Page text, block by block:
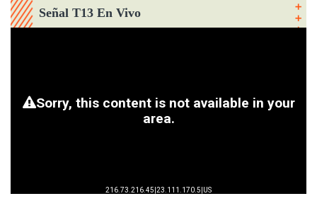
Señal T13 En Vivo